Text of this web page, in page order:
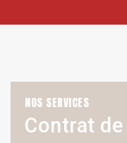
NOS SERVICES
Contrat